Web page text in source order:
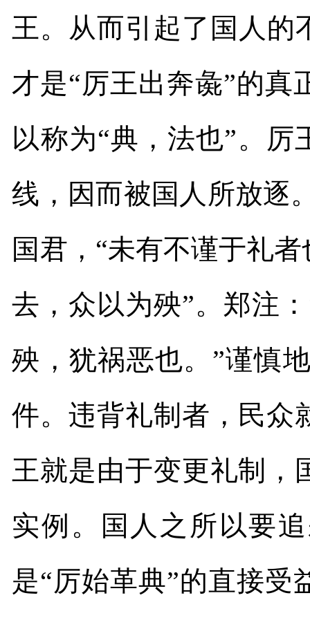
王。从而引起了国人的
才是“厉王出奔彘”的真
以称为“典，法也”。厉
线，因而被国人所放逐
国君，“未有不谨于礼
去，众以为殃”。郑注
殃，犹祸恶也。”谨慎
件。违背礼制者，民众
王就是由于变更礼制，
实例。国人之所以要
是“厉始革典”的直接受